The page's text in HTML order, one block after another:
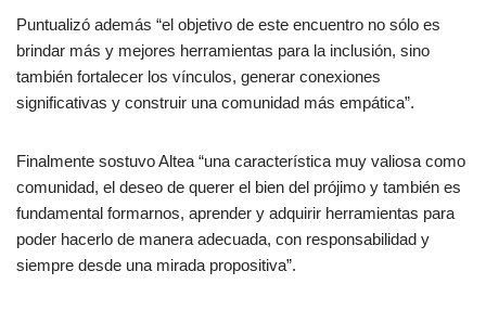
Puntualizó además “el objetivo de este encuentro no sólo es
brindar más y mejores herramientas para la inclusión, sino
también fortalecer los vínculos, generar conexiones
significativas y construir una comunidad más empática”.
Finalmente sostuvo Altea “una característica muy valiosa como
comunidad, el deseo de querer el bien del prójimo y también es
fundamental formarnos, aprender y adquirir herramientas para
poder hacerlo de manera adecuada, con responsabilidad y
siempre desde una mirada propositiva”.